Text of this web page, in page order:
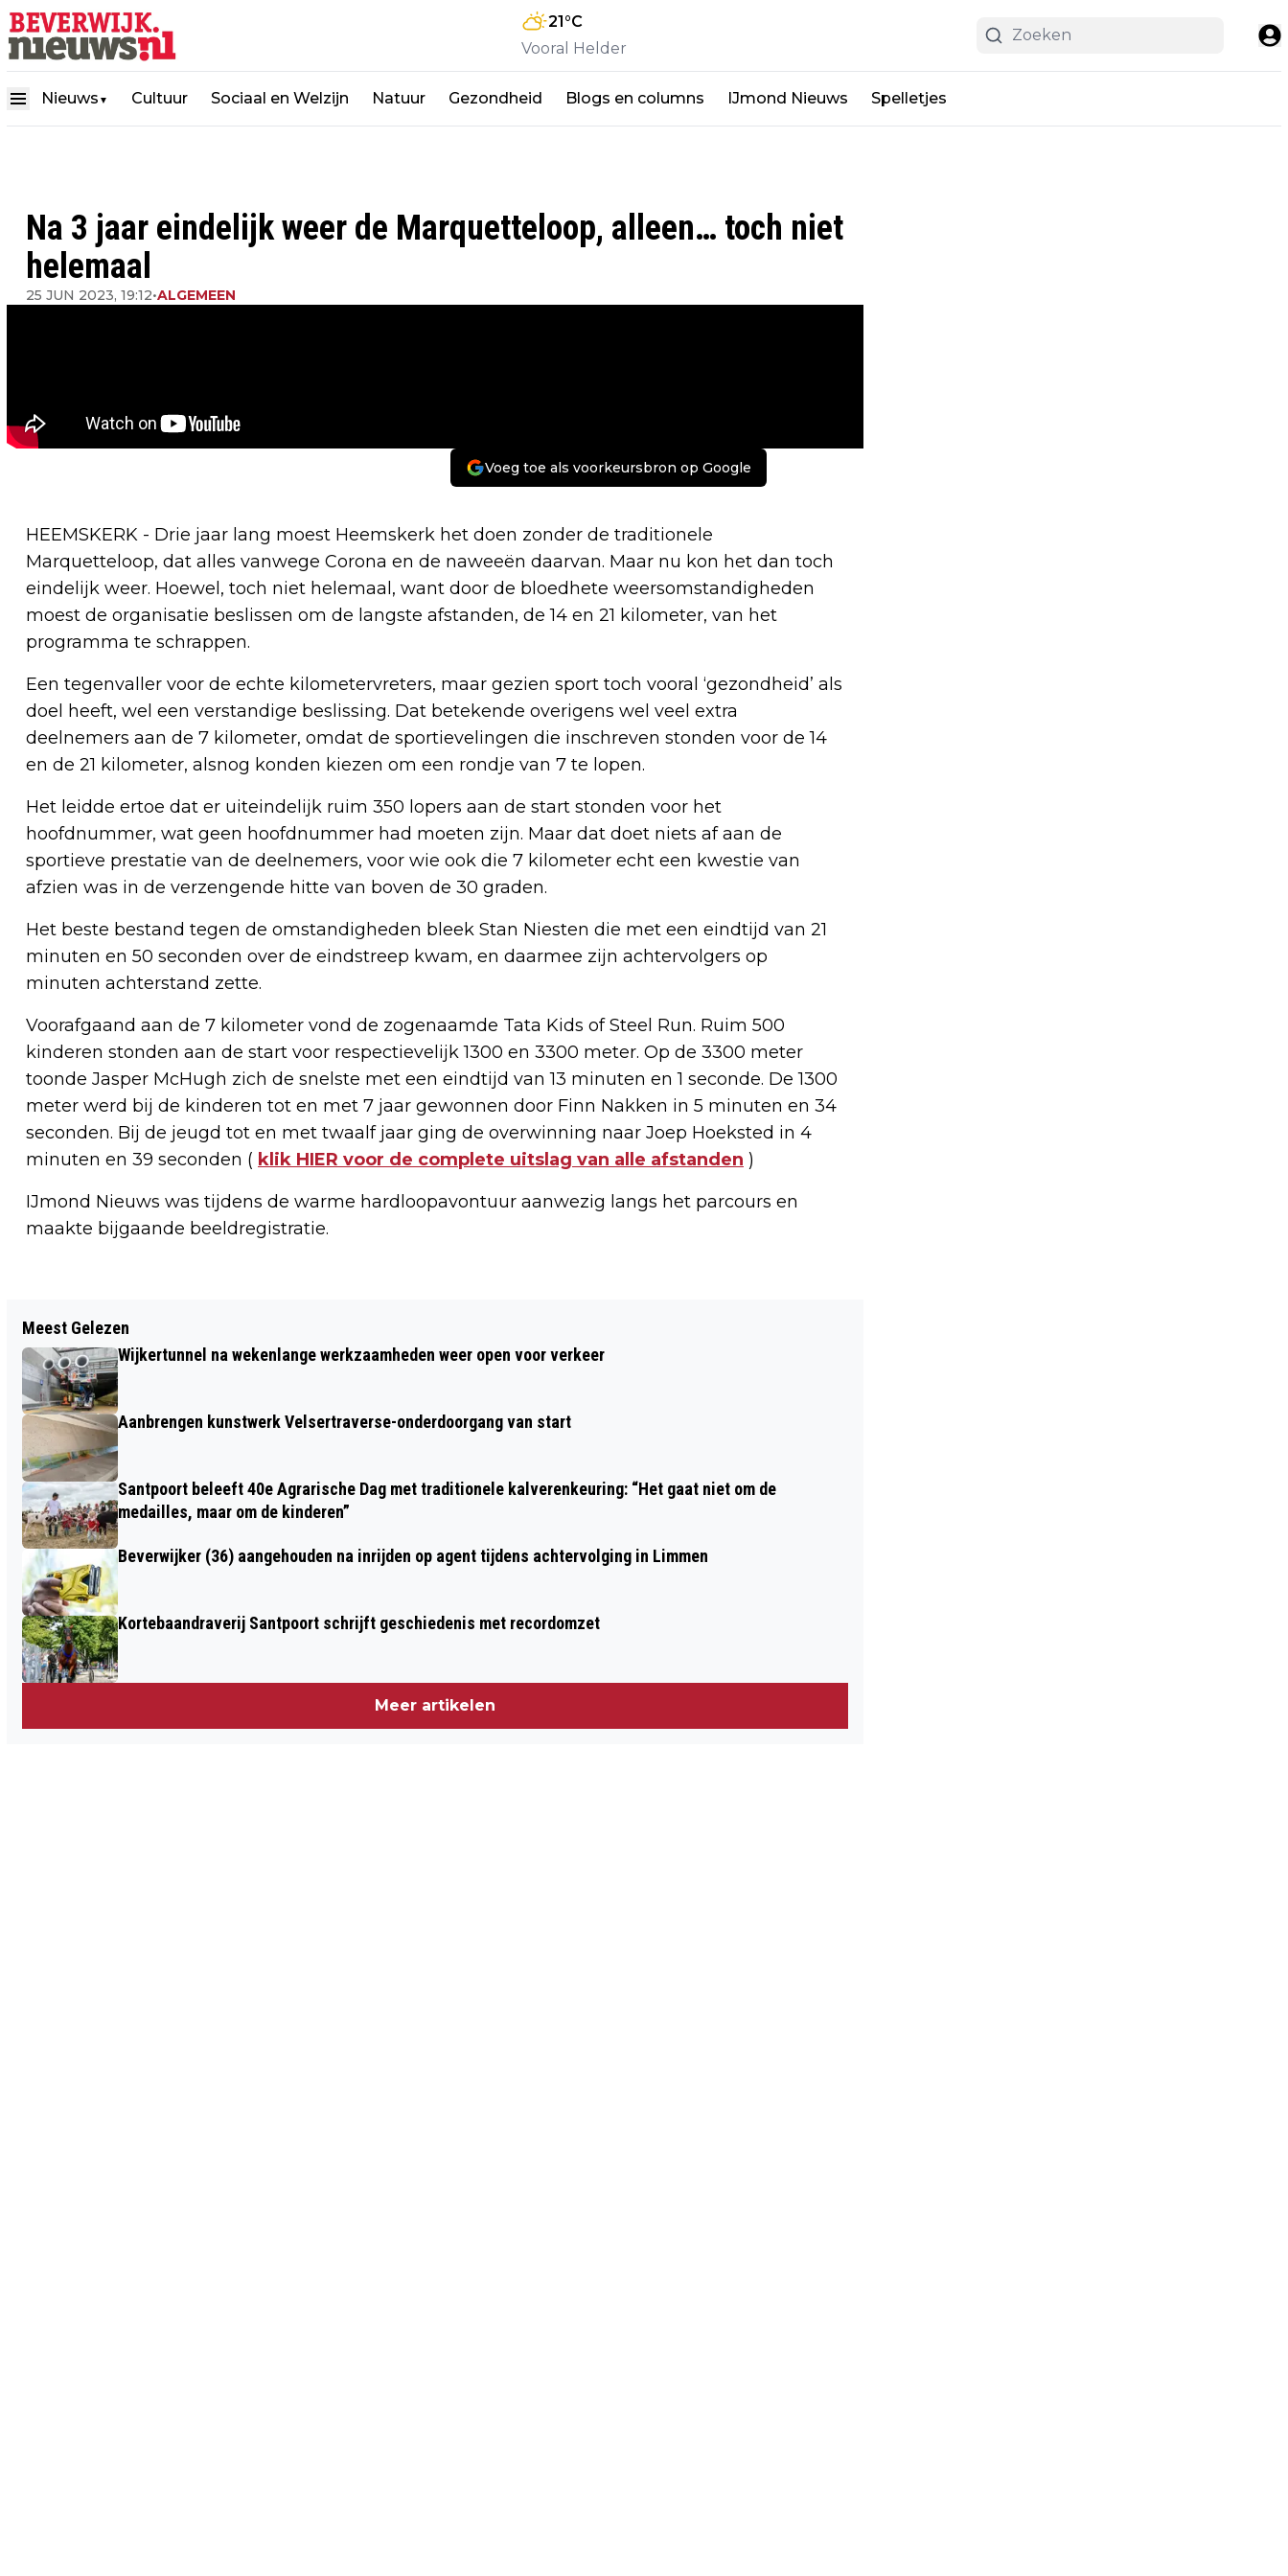
21°C
Vooral Helder
Nieuws ▼ Cultuur Sociaal en Welzijn Natuur Gezondheid Blogs en columns IJmond Nieuws Spelletjes
Na 3 jaar eindelijk weer de Marquetteloop, alleen… toch niet
helemaal
25 JUN 2023, 19:12•ALGEMEEN
Voeg toe als voorkeursbron op Google
HEEMSKERK - Drie jaar lang moest Heemskerk het doen zonder de traditionele
Marquetteloop, dat alles vanwege Corona en de naweeën daarvan. Maar nu kon het dan toch
eindelijk weer. Hoewel, toch niet helemaal, want door de bloedhete weersomstandigheden
moest de organisatie beslissen om de langste afstanden, de 14 en 21 kilometer, van het
programma te schrappen.
Een tegenvaller voor de echte kilometervreters, maar gezien sport toch vooral ‘gezondheid’ als
doel heeft, wel een verstandige beslissing. Dat betekende overigens wel veel extra
deelnemers aan de 7 kilometer, omdat de sportievelingen die inschreven stonden voor de 14
en de 21 kilometer, alsnog konden kiezen om een rondje van 7 te lopen.
Het leidde ertoe dat er uiteindelijk ruim 350 lopers aan de start stonden voor het
hoofdnummer, wat geen hoofdnummer had moeten zijn. Maar dat doet niets af aan de
sportieve prestatie van de deelnemers, voor wie ook die 7 kilometer echt een kwestie van
afzien was in de verzengende hitte van boven de 30 graden.
Het beste bestand tegen de omstandigheden bleek Stan Niesten die met een eindtijd van 21
minuten en 50 seconden over de eindstreep kwam, en daarmee zijn achtervolgers op
minuten achterstand zette.
Voorafgaand aan de 7 kilometer vond de zogenaamde Tata Kids of Steel Run. Ruim 500
kinderen stonden aan de start voor respectievelijk 1300 en 3300 meter. Op de 3300 meter
toonde Jasper McHugh zich de snelste met een eindtijd van 13 minuten en 1 seconde. De 1300
meter werd bij de kinderen tot en met 7 jaar gewonnen door Finn Nakken in 5 minuten en 34
seconden. Bij de jeugd tot en met twaalf jaar ging de overwinning naar Joep Hoeksted in 4
minuten en 39 seconden ( klik HIER voor de complete uitslag van alle afstanden )
IJmond Nieuws was tijdens de warme hardloopavontuur aanwezig langs het parcours en
maakte bijgaande beeldregistratie.
ZONOVERGOTEN HAVENFESTIVAL
TREKT DUIZENDEN BEZOEKERS NAAR
IJMUIDEN
BEVERWIJK
Meest Gelezen
Wijkertunnel na wekenlange werkzaamheden weer open voor verkeer
Aanbrengen kunstwerk Velsertraverse-onderdoorgang van start
Santpoort beleeft 40e Agrarische Dag met traditionele kalverenkeuring: “Het gaat niet om de
medailles, maar om de kinderen”
Beverwijker (36) aangehouden na inrijden op agent tijdens achtervolging in Limmen
Kortebaandraverij Santpoort schrijft geschiedenis met recordomzet
Meer artikelen